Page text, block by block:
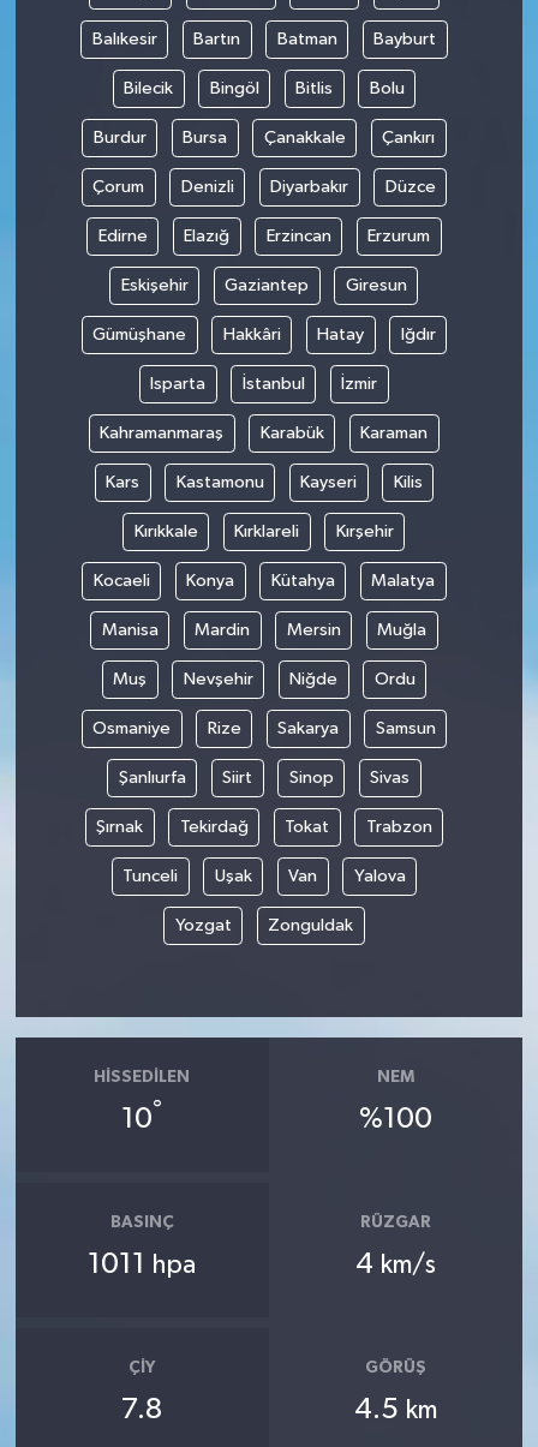
Balıkesir Bartın Batman Bayburt
Bilecik Bingöl Bitlis Bolu
Burdur Bursa Çanakkale Çankırı
Çorum Denizli Diyarbakır Düzce
Edirne Elazığ Erzincan Erzurum
Eskişehir Gaziantep Giresun
Gümüşhane Hakkâri Hatay Iğdır
Isparta İstanbul İzmir
Kahramanmaraş Karabük Karaman
Kars Kastamonu Kayseri Kilis
Kırıkkale Kırklareli Kırşehir
Kocaeli Konya Kütahya Malatya
Manisa Mardin Mersin Muğla
Muş Nevşehir Niğde Ordu
Osmaniye Rize Sakarya Samsun
Şanlıurfa Siirt Sinop Sivas
Şırnak Tekirdağ Tokat Trabzon
Tunceli Uşak Van Yalova
Yozgat Zonguldak
HISSEDILEN
10°
NEM
%100
BASINÇ
1011 hpa
RÜZGAR
4 km/s
ÇIY
7.8
GÖRÜŞ
4.5 km